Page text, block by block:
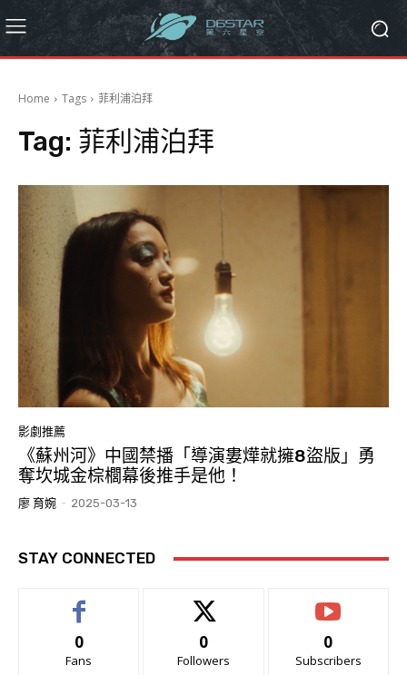
Home Tags 菲利浦泊拜
Tag: 菲利浦泊拜
影劇推薦
《蘇州河》中國禁播「導演婁燁就擁8盜版」勇
奪坎城金棕櫚幕後推手是他！
廖 育婉 - 2025-03-13
STAY CONNECTED
0
Fans
0
Followers
0
Subscribers